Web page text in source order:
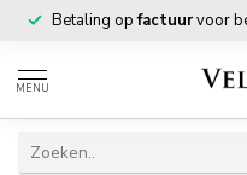
Betaling opfactuurvoor
MENU